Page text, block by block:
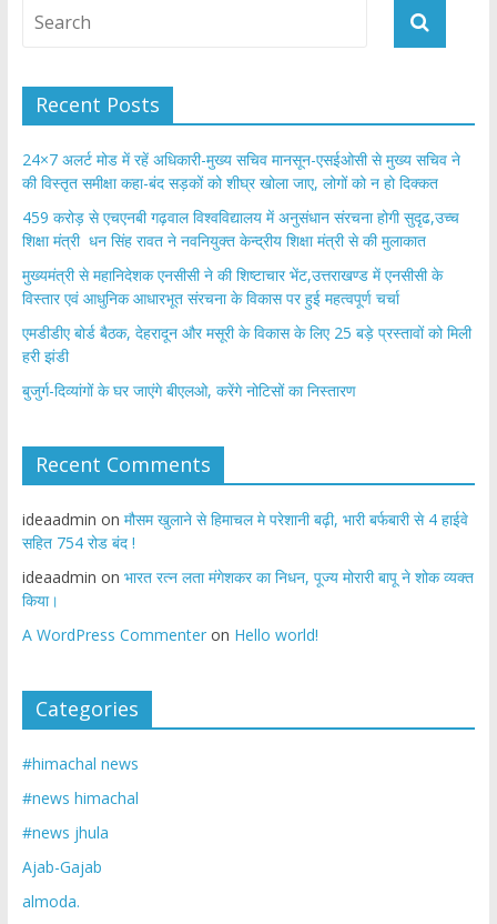
Recent Posts
24×7 अलर्ट मोड में रहें अधिकारी-मुख्य सचिव मानसून-एसईओसी से मुख्य सचिव ने
की विस्तृत समीक्षा कहा-बंद सड़कों को शीघ्र खोला जाए, लोगों को न हो दिक्कत
459 करोड़ से एचएनबी गढ़वाल विश्वविद्यालय में अनुसंधान संरचना होगी सुदृढ,उच्च
शिक्षा मंत्री धन सिंह रावत ने नवनियुक्त केन्द्रीय शिक्षा मंत्री से की मुलाकात
मुख्यमंत्री से महानिदेशक एनसीसी ने की शिष्टाचार भेंट,उत्तराखण्ड में एनसीसी के
विस्तार एवं आधुनिक आधारभूत संरचना के विकास पर हुई महत्वपूर्ण चर्चा
एमडीडीए बोर्ड बैठक, देहरादून और मसूरी के विकास के लिए 25 बड़े प्रस्तावों को मिली
हरी झंडी
बुजुर्ग-दिव्यांगों के घर जाएंगे बीएलओ, करेंगे नोटिसों का निस्तारण
Recent Comments
ideaadmin on मौसम खुलाने से हिमाचल मे परेशानी बढ़ी, भारी बर्फबारी से 4 हाईवे
सहित 754 रोड बंद !
ideaadmin on भारत रत्न लता मंगेशकर का निधन, पूज्य मोरारी बापू ने शोक व्यक्त
किया।
A WordPress Commenteron Hello world!
Categories
#himachal news
#news himachal
#news jhula
Ajab-Gajab
almoda.